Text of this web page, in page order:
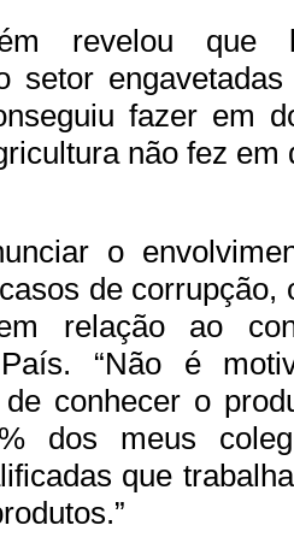
revelou que
setor
fazer em
não fez em
o
de corrupção,
relação ao
“Não é
conhecer o
dos meus
que